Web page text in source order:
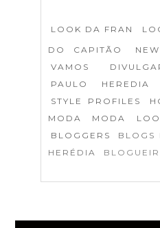
LOOK DA FRAN
DO CAPITÃO
VAMOS
PAULO HEREDIA
STYLE PROFILES
MODA
MODA
BLOGGERS
BLOGS
HERÉDIA